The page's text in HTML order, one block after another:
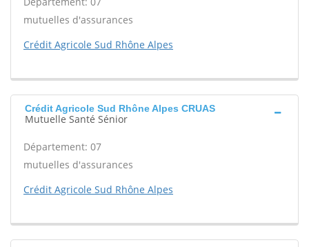
mutuelles d'assurances
Crédit Agricole Sud Rhône Alpes
Crédit Agricole Sud Rhône Alpes CRUAS
Mutuelle Santé Sénior
Département: 07
mutuelles d'assurances
Crédit Agricole Sud Rhône Alpes